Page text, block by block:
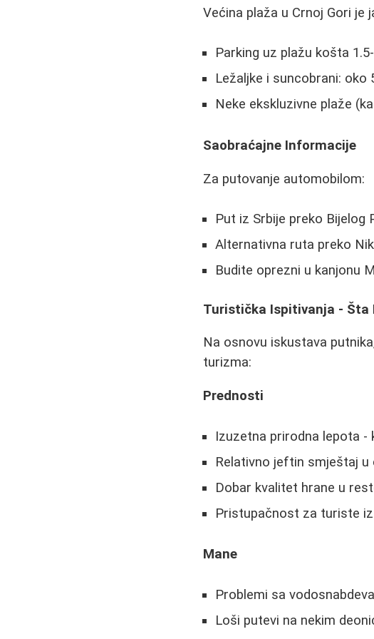
Većina plaža u Crnoj Gori je
Parking uz plažu košta
Ležaljke i suncobrani: oko
Neke ekskluzivne plaže
Saobraćajne Informacije
Za putovanje automobilom:
Put iz Srbije preko Bijelog
Alternativna ruta preko
Budite oprezni u kanjonu
Turistička Ispitivanja - Šta
Na osnovu iskustava
turizma:
Prednosti
Izuzetna prirodna lepota -
Relativno jeftin smještaj u
Dobar kvalitet hrane u
Pristupačnost za turiste
Mane
Problemi sa
Loši putevi na nekim